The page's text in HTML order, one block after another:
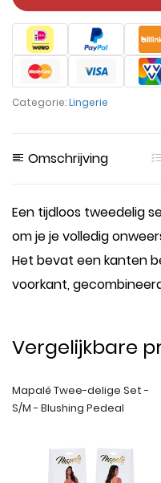
Categorie:Lingerie
Omschrijving
Een tijdloos tweedelig
om je je volledig
Het bevat een kanten
voorkant,
Vergelijkbare
Mapalé Twee-delige Set -
S/M - Blushing Pedeal